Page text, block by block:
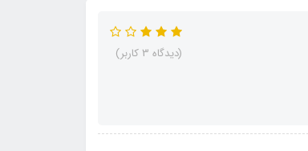
(دیدگاه 3 کاربر)